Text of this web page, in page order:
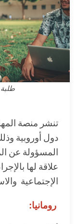
تنشر منصة
دول أوروبية
المسؤولة عن
علاقة لها
الإجتماعية
رومانيا: